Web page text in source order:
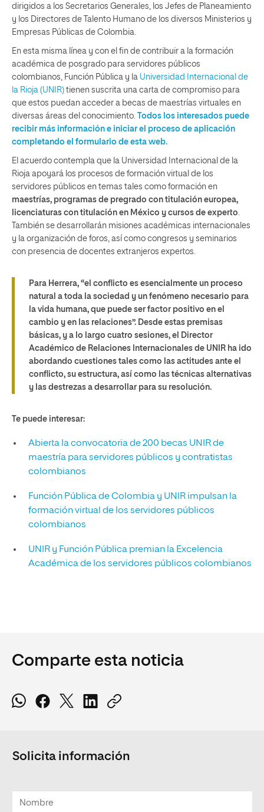
dirigidos a los Secretarios Generales, los Jefes de Planeamiento
y los Directores de Talento Humano de los diversos Ministerios y
Empresas Públicas de Colombia.
En esta misma línea y con el fin de contribuir a la formación
académica de posgrado para servidores públicos
colombianos, Función Pública y la Universidad Internacional de
la Rioja (UNIR) tienen suscrita una carta de compromiso para
que estos puedan acceder a becas de maestrías virtuales en
diversas áreas del conocimiento.
Todos los interesados puede
recibir más información e iniciar el proceso de aplicación
completando el formulario de esta web.
El acuerdo contempla que la Universidad Internacional de la
Rioja apoyará los procesos de formación virtual de los
servidores públicos en temas tales como formación en
maestrías, programas de pregrado con titulación europea,
licenciaturas con titulación en México y cursos de experto.
También se desarrollarán misiones académicas internacionales
y la organización de foros, así como congresos y seminarios
con presencia de docentes extranjeros expertos.
Para Herrera, “el conflicto es esencialmente un proceso
natural a toda la sociedad y un fenómeno necesario para
la vida humana, que puede ser factor positivo en el
cambio y en las relaciones”. Desde estas premisas
básicas, y a lo largo cuatro sesiones, el Director
Académico de Relaciones Internacionales de UNIR ha ido
abordando cuestiones tales como las actitudes ante el
conflicto, su estructura, así como las técnicas alternativas
y las destrezas a desarrollar para su resolución.
Te puede interesar:
Abierta la convocatoria de 200 becas UNIR de
maestría para servidores públicos y contratistas
colombianos
Función Pública de Colombia y UNIR impulsan la
formación virtual de los servidores públicos
colombianos
UNIR y Función Pública premian la Excelencia
Académica de los servidores públicos colombianos
Comparte esta noticia
Solicita información